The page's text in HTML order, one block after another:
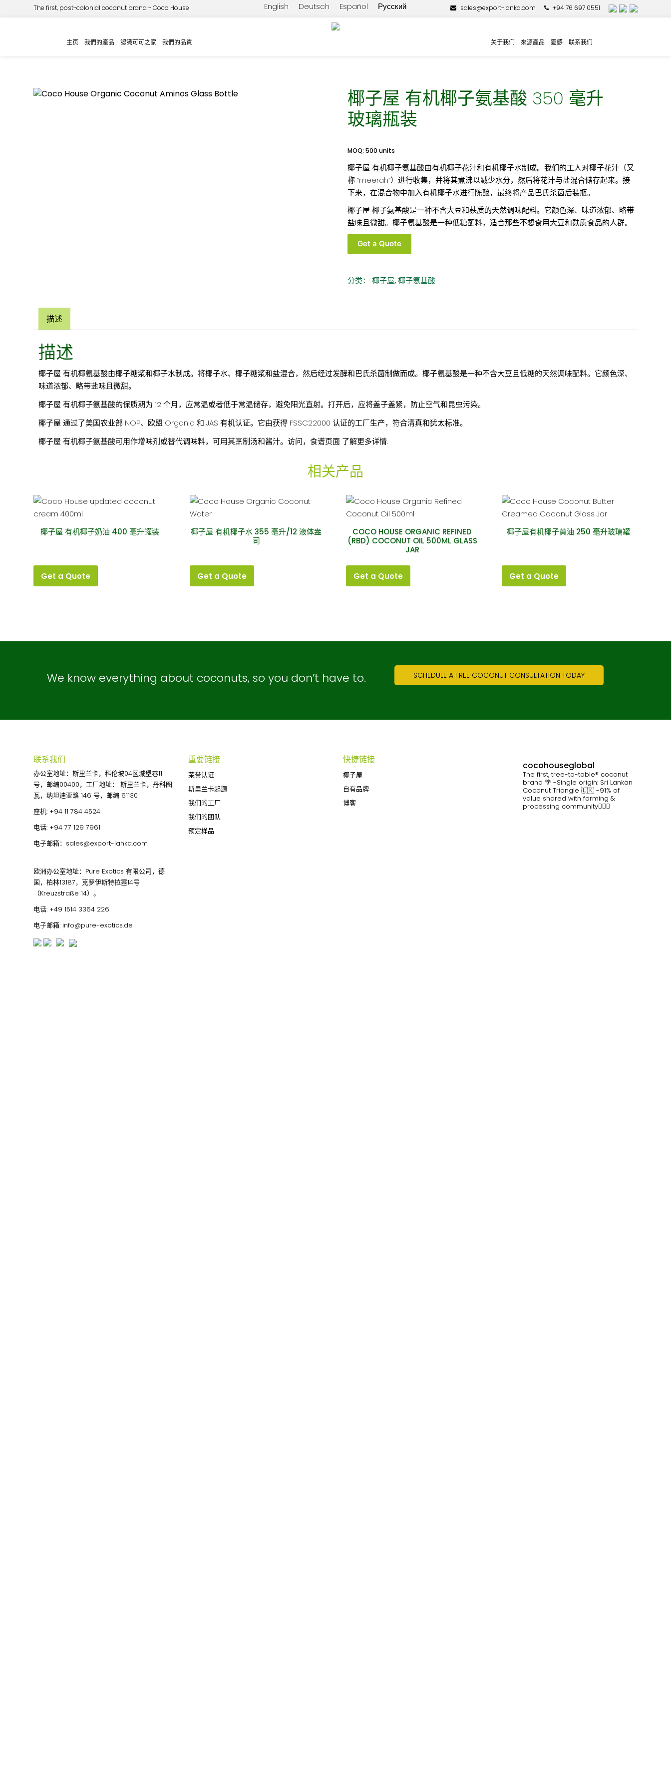
The first, post-colonial coconut brand - Coco House English Deutsch Español Русский sales@export-lanka.com +94 76 697 0551
主页 我們的產品 認識可可之家 我們的品質 关于我们 來源產品 靈感 联系我们
椰子屋 有机椰子氨基酸 350 毫升
玻璃瓶装
MOQ: 500 units
椰子屋 有机椰子氨基酸由有机椰子花汁和有机椰子水制成。我们的工人对椰子花汁（又
称 “meerah”）进行收集，并将其煮沸以减少水分，然后将花汁与盐混合储存起来。接
下来，在混合物中加入有机椰子水进行陈酿，最终将产品巴氏杀菌后装瓶。
椰子屋 椰子氨基酸是一种不含大豆和麸质的天然调味配料。它颜色深、味道浓郁、略带
盐味且微甜。椰子氨基酸是一种低糖蘸料，适合那些不想食用大豆和麸质食品的人群。
子
有
机
毫
璃
瓶
数
Get a Quote
分类：椰子屋,椰子氨基酸
描述
描述
椰子屋 有机椰氨基酸由椰子糖浆和椰子水制成。将椰子水、椰子糖浆和盐混合，然后经过发酵和巴氏杀菌制做而成。椰子氨基酸是一种不含大豆且低糖的天然调味配料。它颜色深、
味道浓郁、略带盐味且微甜。
椰子屋 有机椰子氨基酸的保质期为 12 个月，应常温或者低于常温储存，避免阳光直射。打开后，应将盖子盖紧，防止空气和昆虫污染。
椰子屋 通过了美国农业部 NOP、欧盟 Organic 和 JAS 有机认证。它由获得 FSSC22000 认证的工厂生产，符合清真和犹太标准。
椰子屋 有机椰子氨基酸可用作增味剂或替代调味料，可用其烹制汤和酱汁。访问， 食谱页面 了解更多详情.
相关产品
椰子屋 有机椰子奶油 400 毫升罐装
Get a Quote
椰子屋 有机椰子水 355 毫升/12 液体盎
司
Get a Quote
COCO HOUSE ORGANIC REFINED
(RBD) COCONUT OIL 500ML GLASS
JAR
Get a Quote
椰子屋有机椰子黄油 250 毫升玻璃罐
Get a Quote
We know everything about coconuts, so you don’t have to. SCHEDULE A FREE COCONUT CONSULTATION TODAY
联系我们
办公室地址：斯里兰卡，科伦坡04区城堡巷11
号，邮编00400，工厂地址： 斯里兰卡，丹科图
瓦，纳坦迪亚路 146 号，邮编 61130
座机: +94 11 784 4524
电话: +94 77 129 7961
电子邮箱： sales@export-lanka.com
欧洲办公室地址：Pure Exotics 有限公司，德
国，柏林13187，克罗伊斯特拉塞14号
（Kreuzstraße 14）。
电话: +49 1514 3364 226
电子邮箱: info@pure-exotics.de
重要链接
荣誉认证
斯里兰卡起源
我们的工厂
我们的团队
预定样品
快捷链接
椰子屋
自有品牌
博客
cocohouseglobal
The first, tree-to-table® coconut
brand 🌴 -Single origin: Sri Lankan
Coconut Triangle 🇱🇰 -91% of
value shared with farming &
processing community👷🏽‍♀️